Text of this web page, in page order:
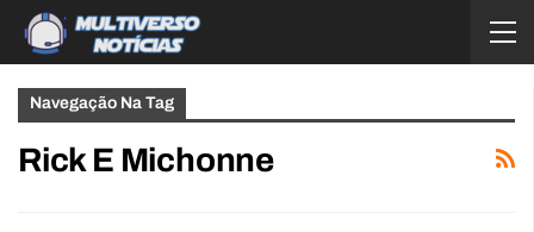
Navegação Na Tag
Rick E Michonne